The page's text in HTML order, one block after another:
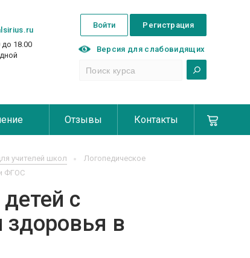
до 18.00
Регистрация
Войти
Версия для слабовидящих
Отзывы Контакты
учителей школ
Логопедическое
ФГОС
с
в